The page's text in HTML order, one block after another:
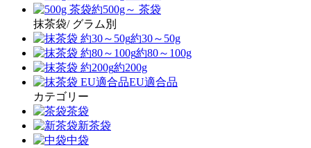
約500g～ 茶袋
抹茶袋/ グラム別
約30～50g
約80～100g
約200g
EU適合品
カテゴリー
茶袋
新茶袋
中袋